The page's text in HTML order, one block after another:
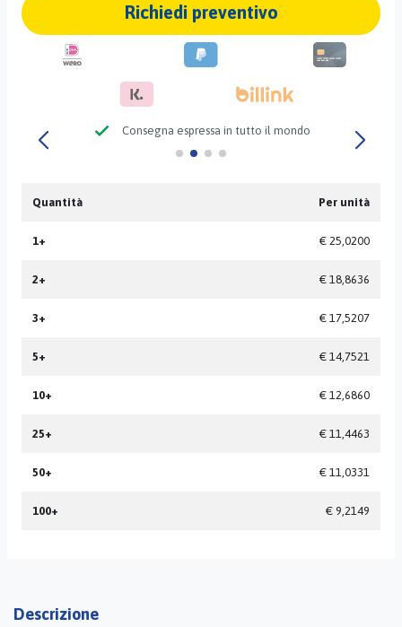
Richiedi preventivo
check Consegna espressa in tutto il mondo
Quantità Per unità
1+ € 25,0200
2+ € 18,8636
3+ € 17,5207
5+ € 14,7521
10+ € 12,6860
25+ € 11,4463
50+ € 11,0331
100+ € 9,2149
Descrizione